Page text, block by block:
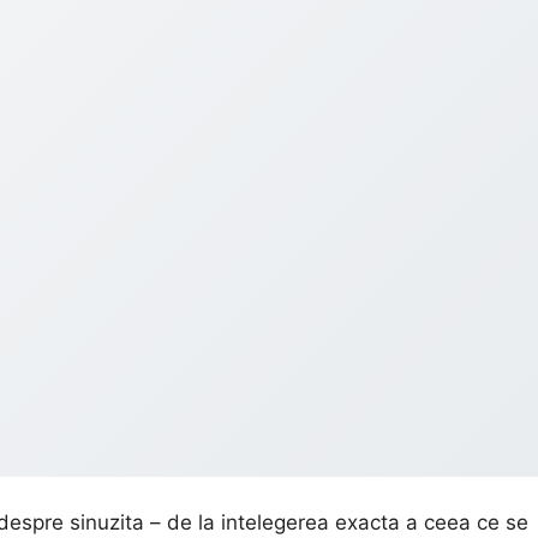
sinuzita – de la intelegerea exacta a ceea ce se